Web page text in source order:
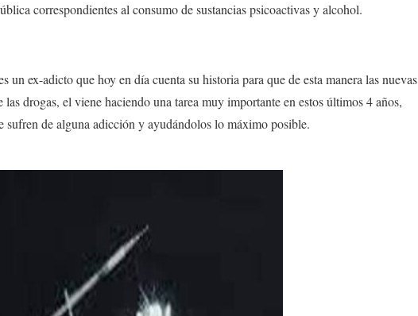
correspondientes al consumo de sustanciaspsicoactivas y alcohol.
un ex-adictoque hoy en día cuenta su historia para que de esta manera las nuevas
drogas, el viene haciendo una tarea muy importante en estos últimos 4 años,
sufren de alguna adicción y ayudándolos lo máximo posible.